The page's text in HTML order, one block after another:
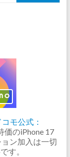
モ公式：
価のiPhone 17
ン加入は一切
す。